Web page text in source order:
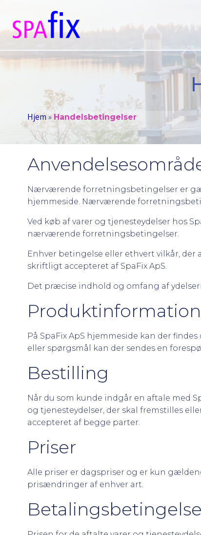
indhold
Hjem»Handelsbetingelser
Nærværende forretningsbetingelser er
hjemmeside. Nærværende
Ved køb af varer og tjenesteydelser hos
nærværende forretningsbetingelser.
Enhver betingelse eller ethvert vilkår,
skriftligt accepteret af SpaFix ApS.
Det præcise indhold og omfang af
Produktinformation
På SpaFix ApS hjemmeside kan der
eller spørgsmål kan der sendes en
Bestilling
Når du som kunde indgår en aftale med
og tjenesteydelser, der skal fremstilles
accepteret af begge parter.
Priser
Alle priser er dagspriser og er kun
prisændringer af enhver art.